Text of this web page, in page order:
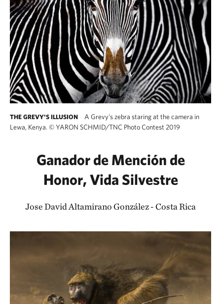
THE GREVY'S ILLUSION
A Grevy's zebra staring at the camera in
Lewa, Kenya. ©YARON SCHMID/TNC Photo Contest 2019
Ganador de Mención de
Honor, Vida Silvestre
Jose David Altamirano González - Costa Rica